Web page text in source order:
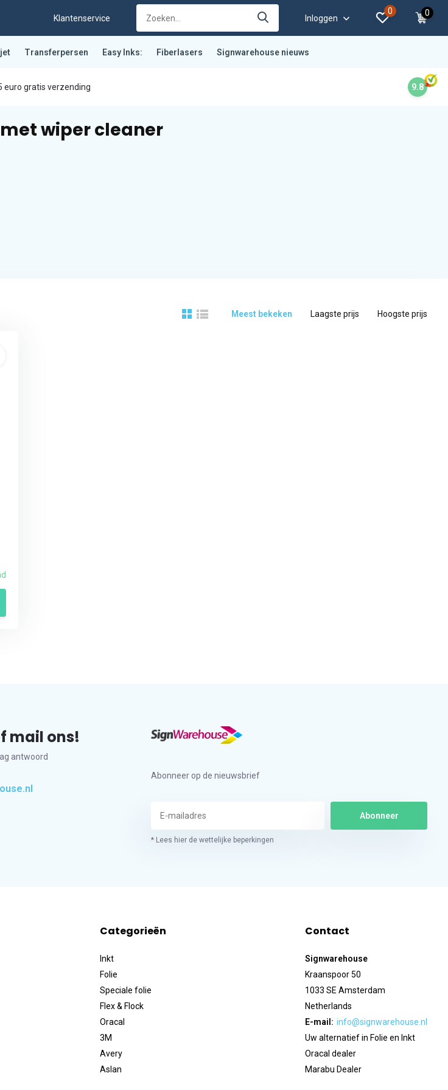
Klantenservice Inloggen
0 0
Transferpersen Easy Inks: Fiberlasers Signwarehouse nieuws
euro gratis verzending 9.8
wiper cleaner
Meest bekeken Laagste prijs Hoogste prijs
mail ons!
antwoord
Abonneer op de nieuwsbrief
Abonneer
* Lees hier de wettelijke beperkingen
Categorieën
Inkt
Folie
Speciale folie
Flex & Flock
Oracal
3M
Avery
Aslan
Contact
Signwarehouse
Kraanspoor 50
1033 SE Amsterdam
Netherlands
E-mail: info@signwarehouse.nl
Uw alternatief in Folie en Inkt
Oracal dealer
Marabu Dealer